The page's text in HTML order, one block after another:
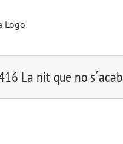
La nit que no